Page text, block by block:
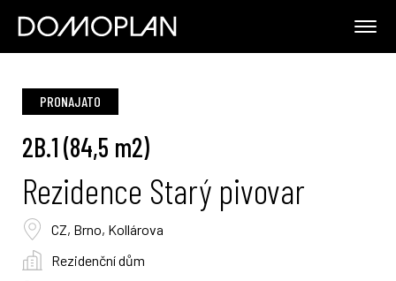
PRONAJATO
2B.1 (84,5 m2)
Rezidence Starý pivovar
CZ, Brno, Kollárova
Rezidenční dům